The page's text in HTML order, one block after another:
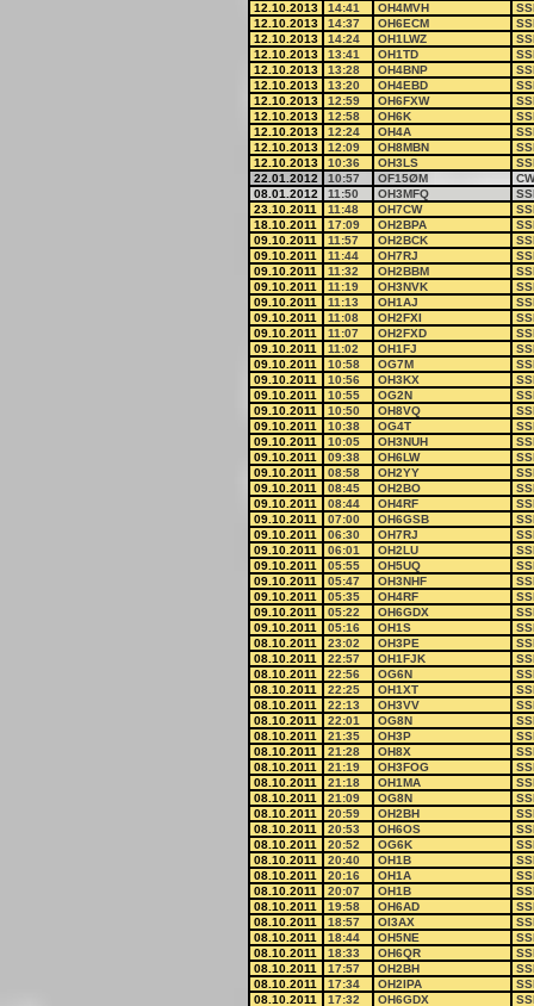
12.10.2013
14:41 OH4MVH
12.10.2013
14:37 OH6ECM
12.10.2013
14:24 OH1LWZ
12.10.2013
13:41 OH1TD
12.10.2013
13:28 OH4BNP
12.10.2013
13:20 OH4EBD
12.10.2013
12:59 OH6FXW
12.10.2013
12:58 OH6K
12.10.2013
12:24 OH4A
12.10.2013
12:09 OH8MBN
12.10.2013
10:36 OH3LS
22.01.2012
10:57 OF15ØM
CW
08.01.2012
11:50 OH3MFQ
23.10.2011
11:48 OH7CW
18.10.2011
17:09 OH2BPA
09.10.2011
11:57 OH2BCK
09.10.2011
11:44 OH7RJ
09.10.2011
11:32 OH2BBM
09.10.2011
11:19 OH3NVK
09.10.2011
11:13 OH1AJ
09.10.2011
11:08 OH2FXI
09.10.2011
11:07 OH2FXD
09.10.2011
11:02 OH1FJ
09.10.2011
10:58 OG7M
09.10.2011
10:56 OH3KX
09.10.2011
10:55 OG2N
09.10.2011
10:50 OH8VQ
09.10.2011
10:38 OG4T
09.10.2011
10:05 OH3NUH
09.10.2011
09:38 OH6LW
09.10.2011
08:58 OH2YY
09.10.2011
08:45 OH2BO
09.10.2011
08:44 OH4RF
09.10.2011
07:00 OH6GSB
09.10.2011
06:30 OH7RJ
09.10.2011
06:01 OH2LU
09.10.2011
05:55 OH5UQ
09.10.2011
05:47 OH3NHF
09.10.2011
05:35 OH4RF
09.10.2011
05:22 OH6GDX
09.10.2011
05:16 OH1S
08.10.2011
23:02 OH3PE
08.10.2011
22:57 OH1FJK
08.10.2011
22:56 OG6N
08.10.2011
22:25 OH1XT
08.10.2011
22:13 OH3VV
08.10.2011
22:01 OG8N
08.10.2011
21:35 OH3P
08.10.2011
21:28 OH8X
08.10.2011
21:19 OH3FOG
08.10.2011
21:18 OH1MA
08.10.2011
21:09 OG8N
08.10.2011
20:59 OH2BH
08.10.2011
20:53 OH6OS
08.10.2011
20:52 OG6K
08.10.2011
20:40 OH1B
08.10.2011
20:16 OH1A
08.10.2011
20:07 OH1B
08.10.2011
19:58 OH6AD
08.10.2011
18:57 OI3AX
08.10.2011
18:44 OH5NE
08.10.2011
18:33 OH6QR
08.10.2011
17:57 OH2BH
08.10.2011
17:34 OH2IPA
08.10.2011
17:32 OH6GDX